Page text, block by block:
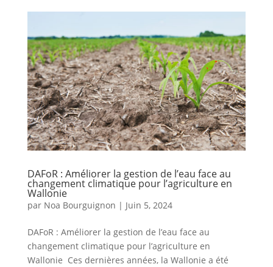
DAFoR : Améliorer la gestion de l’eau face au
changement climatique pour l’agriculture en
Wallonie
par Noa Bourguignon | Juin 5, 2024
DAFoR : Améliorer la gestion de l’eau face au
changement climatique pour l’agriculture en
Wallonie Ces dernières années, la Wallonie a été